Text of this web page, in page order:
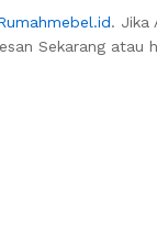
. Jika
Sekarang atau